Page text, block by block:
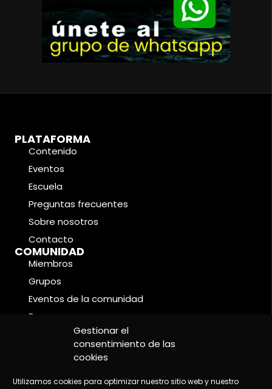
Gestionar el
consentimiento de las
cookies
Utilizamos cookies para optimizar nuestro sitio web y nuestro
PLATAFORMA
Contenido
Eventos
Escuela
Preguntas frecuentes
Sobre nosotros
Contacto
COMUNIDAD
Miembros
Grupos
Eventos de la comunidad
Foros
CONDICIONES LEGALES
Política de cookies
Política de privacidad
Aviso legal